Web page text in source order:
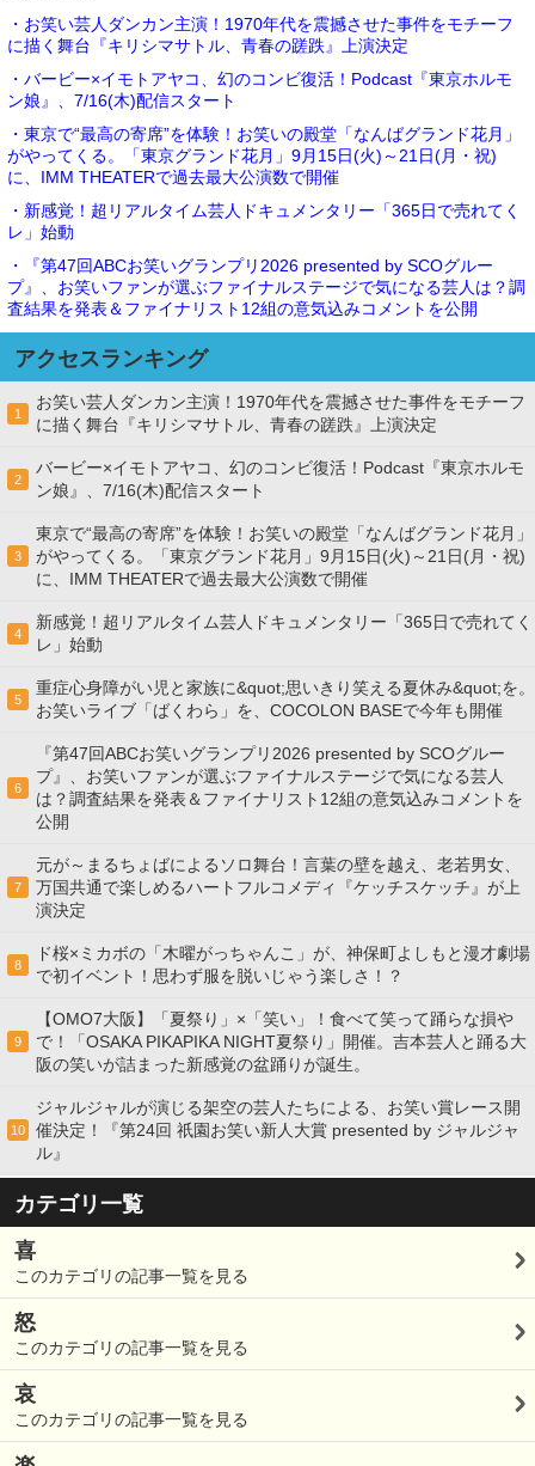
・お笑い芸人ダンカン主演！1970年代を震撼させた事件をモチーフ
に描く舞台『キリシマサトル、青春の蹉跌』上演決定
・バービー×イモトアヤコ、幻のコンビ復活！Podcast『東京ホルモ
ン娘』、7/16(木)配信スタート
・東京で“最高の寄席”を体験！お笑いの殿堂「なんばグランド花月」
がやってくる。「東京グランド花月」9月15日(火)～21日(月・祝)
に、IMM THEATERで過去最大公演数で開催
・新感覚！超リアルタイム芸人ドキュメンタリー「365日で売れてく
レ」始動
・『第47回ABCお笑いグランプリ2026 presented by SCOグルー
プ』、お笑いファンが選ぶファイナルステージで気になる芸人は？調
査結果を発表＆ファイナリスト12組の意気込みコメントを公開
アクセスランキング
1
お笑い芸人ダンカン主演！1970年代を震撼させた事件をモチーフ
に描く舞台『キリシマサトル、青春の蹉跌』上演決定
2
バービー×イモトアヤコ、幻のコンビ復活！Podcast『東京ホルモ
ン娘』、7/16(木)配信スタート
3
東京で“最高の寄席”を体験！お笑いの殿堂「なんばグランド花月」
がやってくる。「東京グランド花月」9月15日(火)～21日(月・祝)
に、IMM THEATERで過去最大公演数で開催
4
新感覚！超リアルタイム芸人ドキュメンタリー「365日で売れてく
レ」始動
5
重症心身障がい児と家族に&quot;思いきり笑える夏休み&quot;を。
お笑いライブ「ばくわら」を、COCOLON BASEで今年も開催
6
『第47回ABCお笑いグランプリ2026 presented by SCOグルー
プ』、お笑いファンが選ぶファイナルステージで気になる芸人
は？調査結果を発表＆ファイナリスト12組の意気込みコメントを
公開
7
元が～まるちょばによるソロ舞台！言葉の壁を越え、老若男女、
万国共通で楽しめるハートフルコメディ『ケッチスケッチ』が上
演決定
8
ド桜×ミカボの「木曜がっちゃんこ」が、神保町よしもと漫才劇場
で初イベント！思わず服を脱いじゃう楽しさ！？
9
【OMO7大阪】「夏祭り」×「笑い」！食べて笑って踊らな損や
で！「OSAKA PIKAPIKA NIGHT夏祭り」開催。吉本芸人と踊る大
阪の笑いが詰まった新感覚の盆踊りが誕生。
10
ジャルジャルが演じる架空の芸人たちによる、お笑い賞レース開
催決定！『第24回 祇園お笑い新人大賞 presented by ジャルジャ
ル』
カテゴリ一覧
喜
このカテゴリの記事一覧を見る
怒
このカテゴリの記事一覧を見る
哀
このカテゴリの記事一覧を見る